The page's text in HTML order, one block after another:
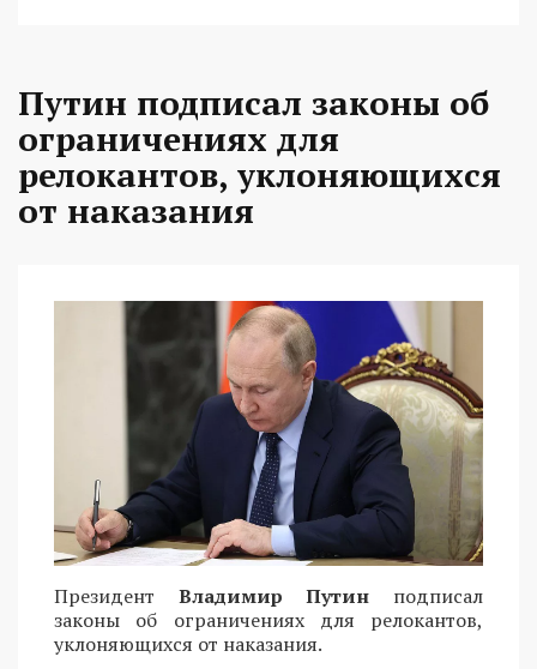
Путин подписал законы об
ограничениях для
релокантов, уклоняющихся
от наказания
Президент Владимир Путин подписал
законы об ограничениях для релокантов,
уклоняющихся от наказания.